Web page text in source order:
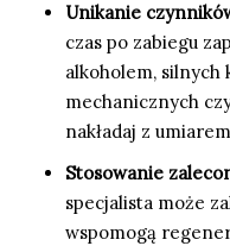
Unikanie
czas po zabiegu
alkoholem, silnych
mechanicznych
nakładaj z
Stosowanie
specjalista może
wspomogą